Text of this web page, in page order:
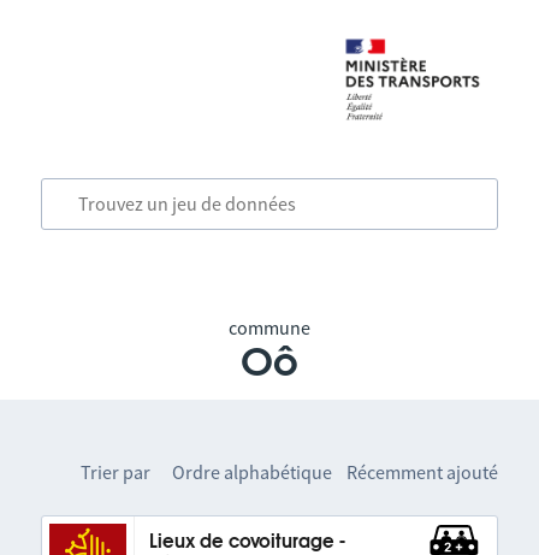
commune
Oô
Trier par Ordre alphabétique Récemment ajouté
Lieux de covoiturage -